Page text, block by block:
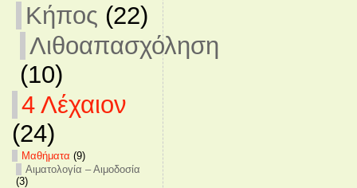
Κήπος (22)
Λιθοαπασχόληση
(10)
4 Λέχαιον
(24)
Mαθήματα (9)
Αιματολογία – Αιμοδοσία
(3)